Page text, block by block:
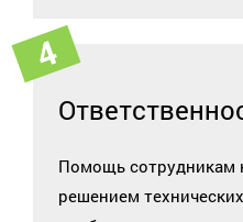
Помощь сотрудникам
решением